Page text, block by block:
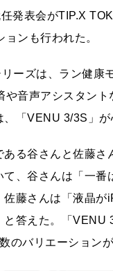
発表会がTIP.X
ンも行われた。
ーズは、ラン健康
音声アシスタン
「VENU 3/3S」が
ある谷さんと佐藤
、谷さんは「一
藤さんは「液晶
答えた。「VENU
のバリエーションが